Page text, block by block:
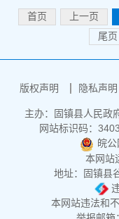
首页 上一页
尾页
版权声明 隐私声明
主办：固镇县人民政
网站标识码：
皖
本网站
地址：固镇县
本网站违法和